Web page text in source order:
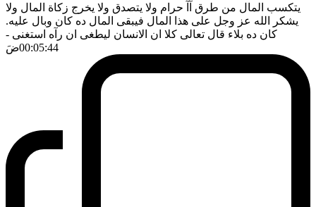
يتكسب المال من طرق آآ حرام ولا يتصدق ولا يخرج زكاة المال ولا
يشكر الله عز وجل على هذا المال فيبقى المال ده كان وبال عليه.
كان ده بلاء قال تعالى كلا ان الانسان ليطغى ان رآه استغنى -
00:05:44ضَ